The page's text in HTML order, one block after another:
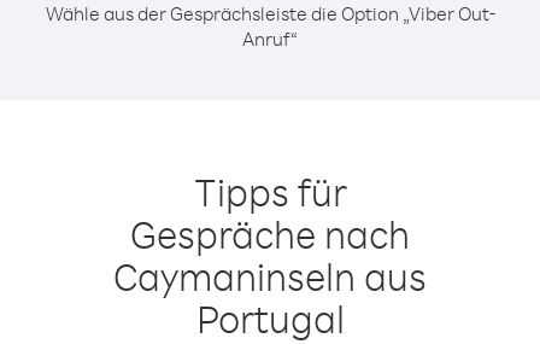
Wähle aus der Gesprächsleiste die Option „Viber Out-
Anruf“
Tipps für
Gespräche nach
Caymaninseln aus
Portugal